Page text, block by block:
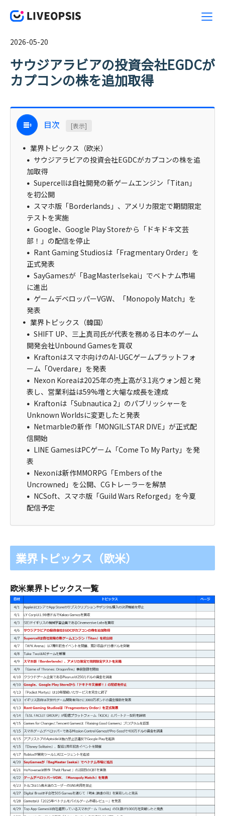
2026-05-20
サウジアラビアの投資会社EGDCが
カプコンの株を追加取得
目次 [表示]
業界トピックス（欧米）
サウジアラビアの投資会社EGDCがカプコンの株を追
加取得
Supercellは自社開発の新ゲームエンジン「Titan」
を初公開
スマホ版「Borderlands」、アメリカ限定で期間限定
テストを実施
Google、Google Play Storeから「ドキドキ文芸
部！」の配信を停止
Rant Gaming Studiosは「Fragmentary Order」を
正式発表
SayGamesが「BagMasterIsekai」でベトナム市場
に進出
ゲームデベロッパーVGW、「Monopoly Match」を
発表
業界トピックス（韓国）
SHIFT UP、三上真司氏が代表を務める日本のゲーム
開発会社Unbound Gamesを買収
Kraftonはスマホ向けのAI-UGCゲームプラットフォ
ーム「Overdare」を発表
Nexon Koreaは2025年の売上高が3.1兆ウォン超と発
表し、営業利益は59%増と大幅な成長を達成
Kraftonは「Subnautica 2」のパブリッシャーを
Unknown Worldsに変更したと発表
Netmarbleの新作「MONGIL:STAR DIVE」が正式配
信開始
LINE GamesはPCゲーム「Come To My Party」を発
表
Nexonは新作MMORPG「Embers of the
Uncrowned」を公開、CGトレーラーを解禁
NCSoft、スマホ版「Guild Wars Reforged」を今夏
配信予定
業界トピックス（欧米）
欧米業界トピックス一覧